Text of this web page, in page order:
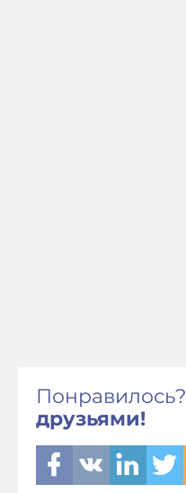
Понравилось?
друзьями!